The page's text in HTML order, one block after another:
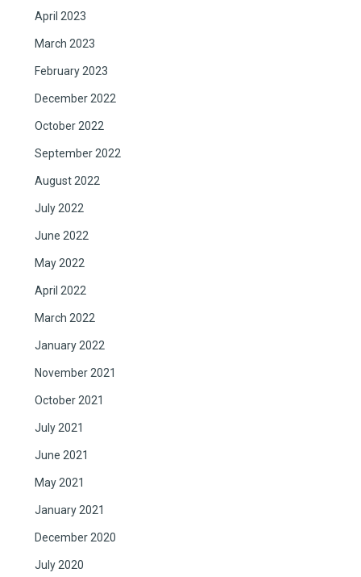
April 2023
March 2023
February 2023
December 2022
October 2022
September 2022
August 2022
July 2022
June 2022
May 2022
April 2022
March 2022
January 2022
November 2021
October 2021
July 2021
June 2021
May 2021
January 2021
December 2020
July 2020